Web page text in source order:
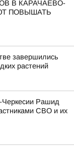
В КАРАЧАЕВО-
ПОВЫШАТЬ
завершились
растений
Черкесии Рашид
СВО и их